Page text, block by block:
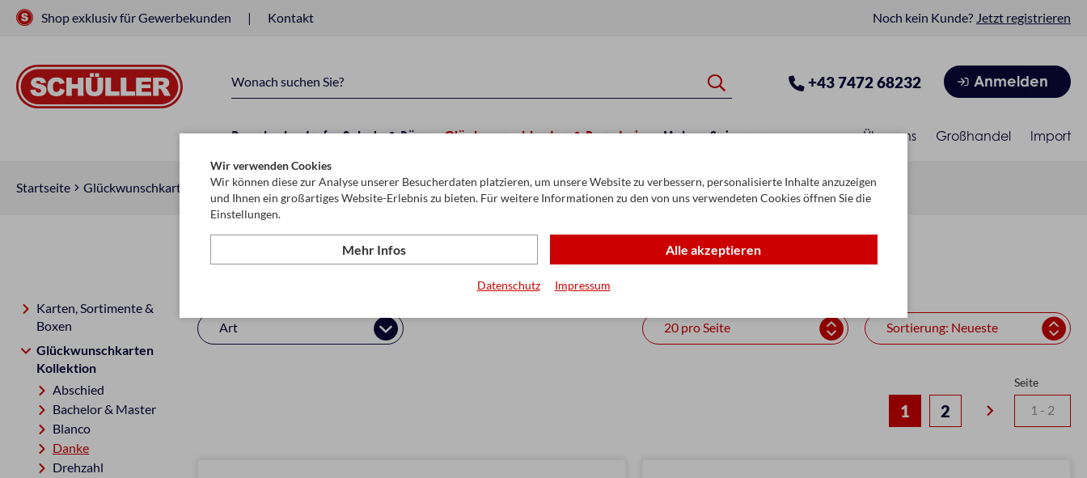
Shop exklusiv für Gewerbekunden Kontakt Noch kein Kunde? Jetzt registrieren
+43 7472 68232 Anmelden
Raucherbedarf Schule & Büro Glückwunschkarten & Papeterie Mehr Saisonen Über uns Großhandel Import
Startseite Glückwunschkarten & Papeterie Glückwunschkarten Kollektion Danke
Karten, Sortimente &
Boxen
Glückwunschkarten
Kollektion
Abschied
Bachelor & Master
Blanco
Danke
Drehzahl
Danke
Art
1 2 keyboard_arrow_right
Seite
Wir verwenden Cookies
Wir können diese zur Analyse unserer Besucherdaten platzieren, um unsere Website zu verbessern, personalisierte Inhalte anzuzeigen
und Ihnen ein großartiges Website-Erlebnis zu bieten. Für weitere Informationen zu den von uns verwendeten Cookies öffnen Sie die
Einstellungen.
Mehr Infos Alle akzeptieren
Datenschutz Impressum